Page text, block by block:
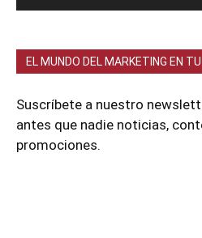
EL MUNDO DEL MARKETING EN
Suscríbete a nuestro
antes que nadie noticias,
promociones.